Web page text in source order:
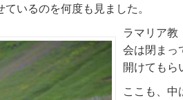
いるのを何度も見ました。
ラマリア教
会は閉まっ
開けてもら
ここも、中